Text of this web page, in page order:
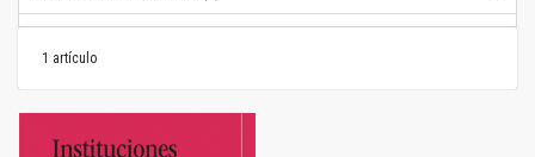
1 artículo